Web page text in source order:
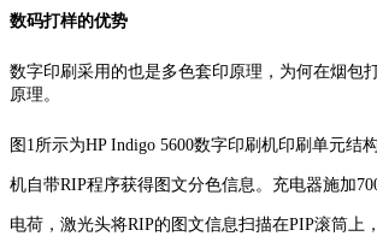
数码打样的优势
数字印刷采用的也是多色套印原理，为何在烟包
原理。
图1所示为HP Indigo 5600数字印刷机印刷单元
机自带RIP程序获得图文分色信息。充电器施加
电荷，激光头将RIP的图文信息扫描在PIP滚筒上